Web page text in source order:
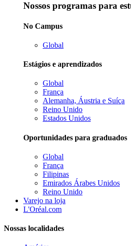
Nossos programas para
No Campus
Global
Estágios e aprendizados
Global
França
Alemanha, Áustria e Suíça
Reino Unido
Estados Unidos
Oportunidades para graduados
Global
França
Filipinas
Emirados Árabes Unidos
Reino Unido
Varejo na loja
L'Oréal.com
Nossas localidades